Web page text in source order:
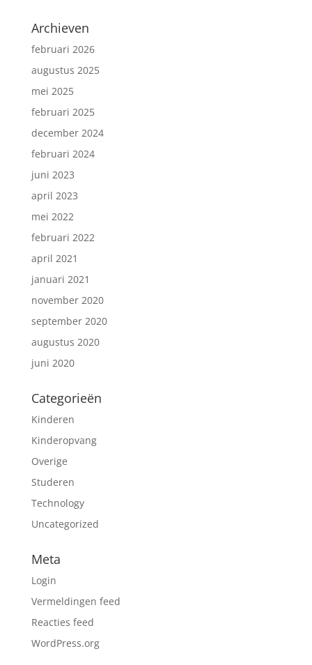
Archieven
februari 2026
augustus 2025
mei 2025
februari 2025
december 2024
februari 2024
juni 2023
april 2023
mei 2022
februari 2022
april 2021
januari 2021
november 2020
september 2020
augustus 2020
juni 2020
Categorieën
Kinderen
Kinderopvang
Overige
Studeren
Technology
Uncategorized
Meta
Login
Vermeldingen feed
Reacties feed
WordPress.org